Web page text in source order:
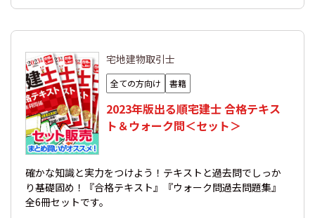
宅地建物取引士
全ての方向け 書籍
2023年版出る順宅建士 合格テキス
ト＆ウォーク問＜セット＞
確かな知識と実力をつけよう！テキストと過去問でしっか
り基礎固め！『合格テキスト』『ウォーク問過去問題集』
全6冊セットです。